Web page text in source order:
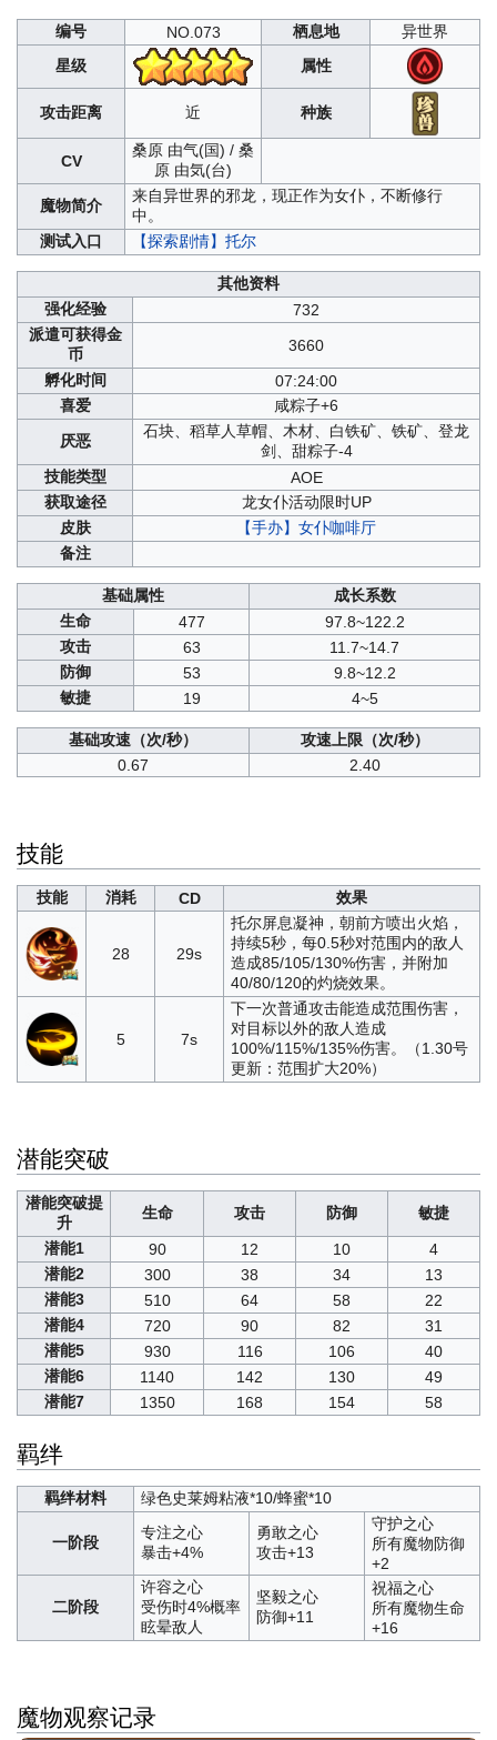
编号 NO.073 栖息地
异世界
星级
属性
攻击距离 近 种族
CV
桑原 由气(国) / 桑
原 由気(台)
魔物简介
来自异世界的邪龙，现正作为女仆，不断修行
中。
测试入口
【探索剧情】托尔
其他资料
强化经验
732
派遣可获得金
币
3660
孵化时间
07:24:00
喜爱
咸粽子+6
厌恶
石块、稻草人草帽、木材、白铁矿、铁矿、登龙
剑、甜粽子-4
技能类型
AOE
获取途径
龙女仆活动限时UP
皮肤
【手办】女仆咖啡厅
备注
基础属性
成长系数
生命
477
97.8~122.2
攻击
63
11.7~14.7
防御
53
9.8~12.2
敏捷
19 4~5
基础攻速（次/秒）
攻速上限（次/秒）
0.67
2.40
技能
技能 消耗 CD 效果
28 29s
托尔屏息凝神，朝前方喷出火焰，
持续5秒，每0.5秒对范围内的敌人
造成85/105/130%伤害，并附加
40/80/120的灼烧效果。
5 7s
下一次普通攻击能造成范围伤害，
对目标以外的敌人造成
100%/115%/135%伤害。（1.30号
更新：范围扩大20%）
潜能突破
潜能突破提
升
生命 攻击 防御
敏捷
潜能1
90 12 10
4
潜能2
300 38 34
13
潜能3
510 64 58
22
潜能4
720 90 82
31
潜能5
930 116 106
40
潜能6
1140 142 130
49
潜能7
1350 168 154 58
羁绊
羁绊材料 绿色史莱姆粘液*10/蜂蜜*10
一阶段
专注之心
暴击+4%
勇敢之心
攻击+13
守护之心
所有魔物防御
+2
二阶段
许容之心
受伤时4%概率
眩晕敌人
坚毅之心
防御+11
祝福之心
所有魔物生命
+16
魔物观察记录